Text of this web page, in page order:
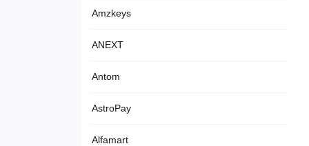
Amzkeys
ANEXT
Antom
AstroPay
Alfamart